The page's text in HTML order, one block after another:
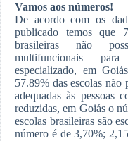
Vamos aos números!
De acordo com os
publicado temos que
brasileiras não
multifuncionais para
especializado, em
57.89% das escolas não
adequadas às pessoas
reduzidas, em Goiás o
escolas brasileiras são
número é de 3,70%;